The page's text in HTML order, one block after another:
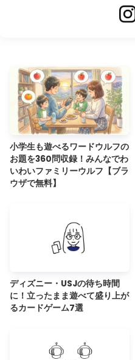
小学生も遊べるワードウルフの
お題を360問収録！みんなでわ
いわいファミリーウルフ【ブラ
ウザで無料】
ディズニー・USJの待ち時間
に！立ったまま遊べて盛り上が
るカードゲーム7選